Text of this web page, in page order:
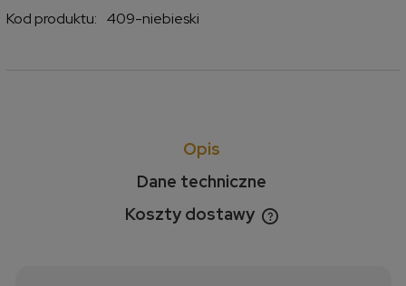
Kod produktu: 409-niebieski
Opis
Dane techniczne
Koszty dostawy
Cena nie zawiera ewentualnych kosztów płatności